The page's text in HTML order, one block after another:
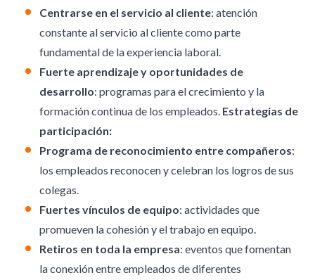
Centrarse en el servicio al cliente: atención
constante al servicio al cliente como parte
fundamental de la experiencia laboral.
Fuerte aprendizaje y oportunidades de
desarrollo: programas para el crecimiento y la
formación continua de los empleados. Estrategias de
participación:
Programa de reconocimiento entre compañeros:
los empleados reconocen y celebran los logros de sus
colegas.
Fuertes vínculos de equipo: actividades que
promueven la cohesión y el trabajo en equipo.
Retiros en toda la empresa: eventos que fomentan
la conexión entre empleados de diferentes